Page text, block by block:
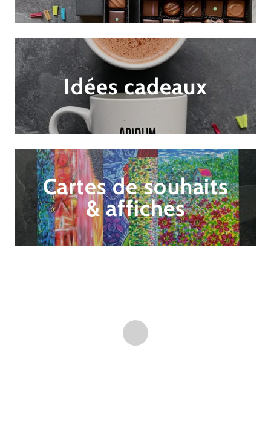
Idées cadeaux
Cartes de souhaits
& affiches